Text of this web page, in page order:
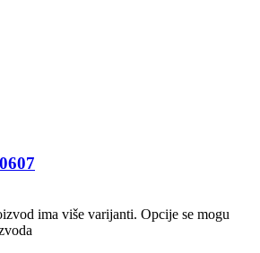
ima više varijanti. Opcije se mogu